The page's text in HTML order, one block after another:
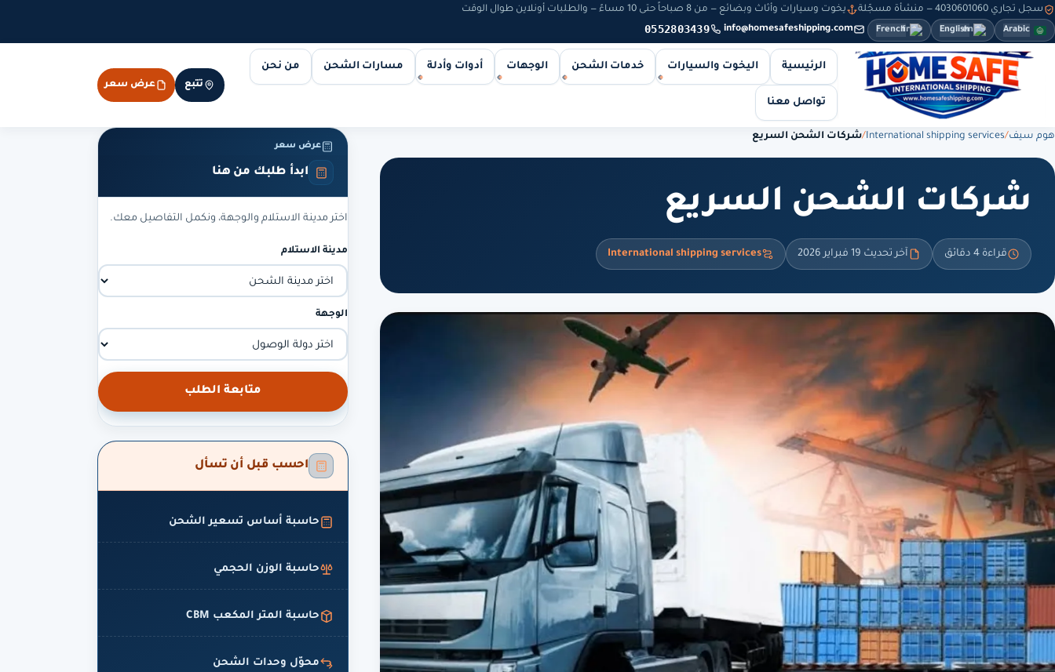
سجل تجاري 4030601060 — منشأة مسجّلة يخوت وسيارات وأثاث وبضائع — من 8 صباحاً حتى 10 مساءً — والطلبات أونلاين طوال الوقت
Arabic
English
French
info@homesafeshipping.com
0552803439
الرئيسية اليخوت والسيارات خدمات الشحن الوجهات أدوات وأدلة مسارات الشحن من نحن
تواصل معنا
تتبع عرض سعر
هوم سيف/
International shipping services
/شركات الشحن السريع
شركات الشحن السريع
قراءة 4 دقائق آخر تحديث 19 فبراير 2026 International shipping services
عرض سعر
ابدأ طلبك من هنا
اختر مدينة الاستلام والوجهة، ونكمل التفاصيل معك.
مدينة الاستلام
الوجهة
متابعة الطلب
احسب قبل أن تسأل
حاسبة أساس تسعير الشحن
حاسبة الوزن الحجمي
حاسبة المتر المكعب CBM
محوّل وحدات الشحن